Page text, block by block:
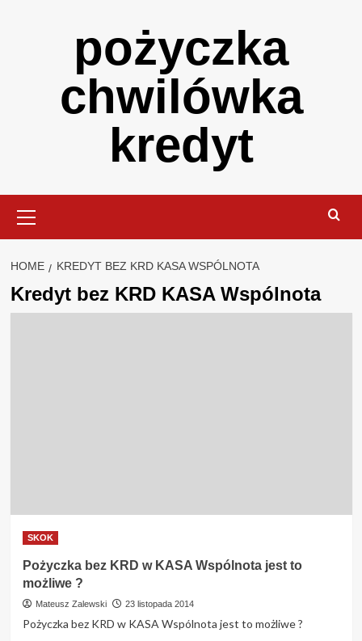
pożyczka
chwilówka
kredyt
Menu
HOME KREDYT BEZ KRD KASA WSPÓLNOTA
Kredyt bez KRD KASA Wspólnota
SKOK
Pożyczka bez KRD w KASA Wspólnota jest to
możliwe ?
Mateusz Zalewski 23 listopada 2014
Pożyczka bez KRD w KASA Wspólnota jest to możliwe ?